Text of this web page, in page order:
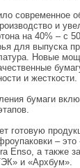
современное
и
на 40% – с
для выпуска
Новые
и жесткости.
бумаги
готовую
–
Enso, а также
и «Архбум».